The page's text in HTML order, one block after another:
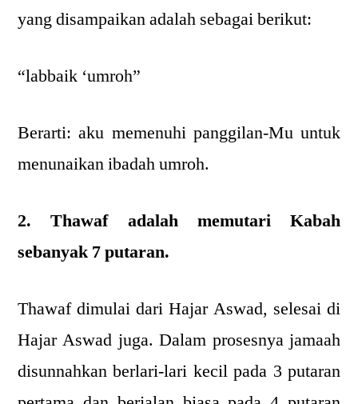
yang disampaikan adalah sebagai berikut:
“labbaik ‘umroh”
Berarti: aku memenuhi panggilan-Mu untuk
menunaikan ibadah umroh.
2. Thawaf adalah memutari Kabah
sebanyak 7 putaran.
Thawaf dimulai dari Hajar Aswad, selesai di
Hajar Aswad juga. Dalam prosesnya jamaah
disunnahkan berlari-lari kecil pada 3 putaran